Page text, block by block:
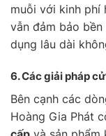
muỗi với kinh phí
vẫn đảm bảo
dụng lâu dài
6.Các giải pháp
Bên cạnh các
Hoàng Gia Phát